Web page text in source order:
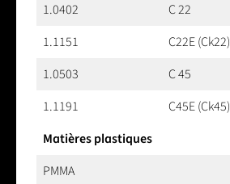
1.0402
C 22
1.1151
C22E (Ck22)
1.0503
C 45
1.1191
C45E (Ck45)
Matières plastiques
PMMA